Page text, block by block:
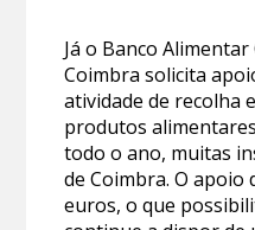
Já o Banco
Coimbra solicita
atividade de recolha
produtos
todo o ano, muitas
de Coimbra. O apoio
euros, o que